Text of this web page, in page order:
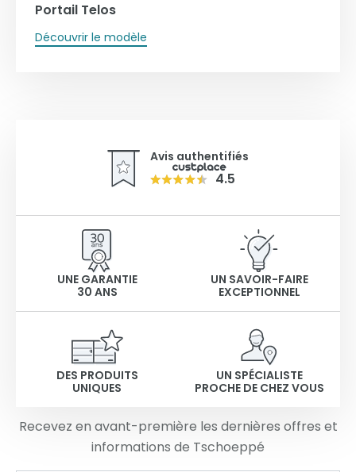
Portail Telos
Découvrir le modèle
Avis authentifiés
4.5
UNE GARANTIE
30 ANS
UN SAVOIR-FAIRE
EXCEPTIONNEL
DES PRODUITS
UNIQUES
UN SPÉCIALISTE
PROCHE DE CHEZ VOUS
Recevez en avant-première les dernières offres et
informations de Tschoeppé